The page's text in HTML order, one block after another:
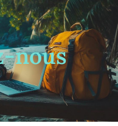
nous